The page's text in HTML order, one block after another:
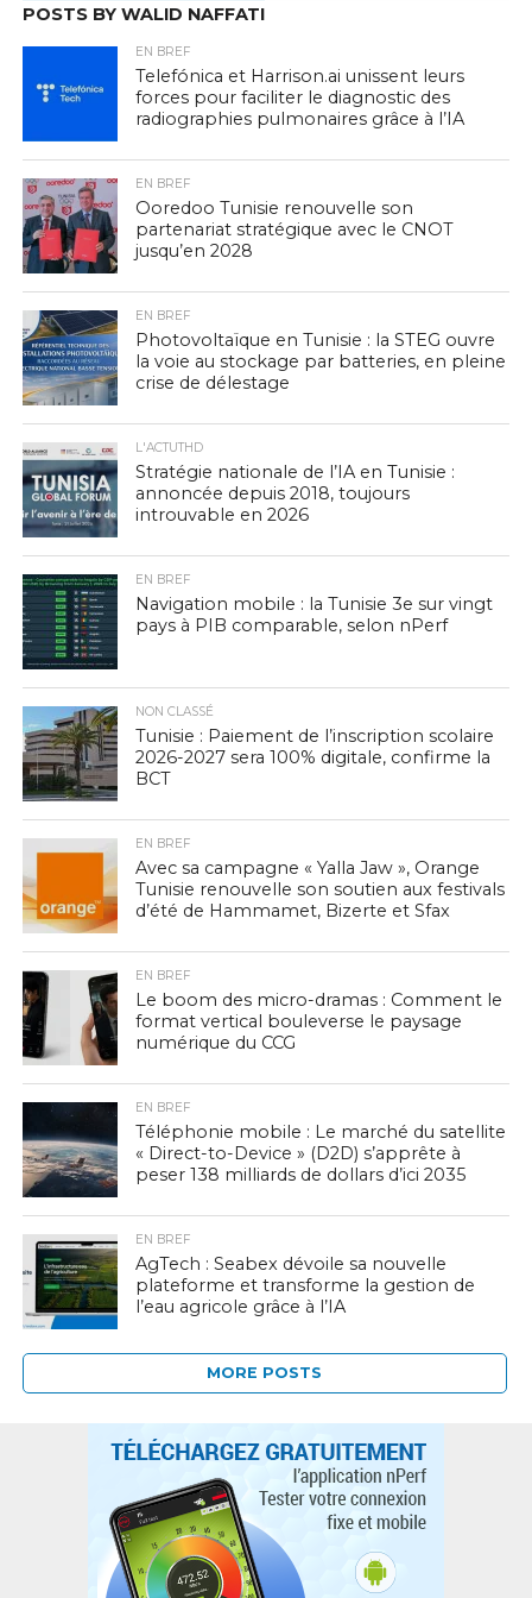
POSTS BY WALID NAFFATI
EN BREF
Telefónica et Harrison.ai unissent leurs
forces pour faciliter le diagnostic des
radiographies pulmonaires grâce à l’IA
EN BREF
Ooredoo Tunisie renouvelle son
partenariat stratégique avec le CNOT
jusqu’en 2028
EN BREF
Photovoltaïque en Tunisie : la STEG ouvre
la voie au stockage par batteries, en pleine
crise de délestage
L'ACTUTHD
Stratégie nationale de l’IA en Tunisie :
annoncée depuis 2018, toujours
introuvable en 2026
EN BREF
Navigation mobile : la Tunisie 3e sur vingt
pays à PIB comparable, selon nPerf
NON CLASSÉ
Tunisie : Paiement de l’inscription scolaire
2026-2027 sera 100% digitale, confirme la
BCT
EN BREF
Avec sa campagne « Yalla Jaw », Orange
Tunisie renouvelle son soutien aux festivals
d’été de Hammamet, Bizerte et Sfax
EN BREF
Le boom des micro-dramas : Comment le
format vertical bouleverse le paysage
numérique du CCG
EN BREF
Téléphonie mobile : Le marché du satellite
« Direct-to-Device » (D2D) s’apprête à
peser 138 milliards de dollars d’ici 2035
EN BREF
AgTech : Seabex dévoile sa nouvelle
plateforme et transforme la gestion de
l’eau agricole grâce à l’IA
MORE POSTS